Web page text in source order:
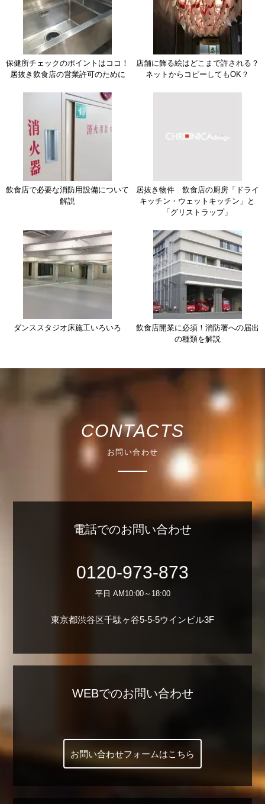
保健所チェックのポイントはココ！
居抜き飲食店の営業許可のために
店舗に飾る絵はどこまで許される？
ネットからコピーしてもOK？
飲食店で必要な消防用設備について
解説
居抜き物件 飲食店の厨房「ドライ
キッチン・ウェットキッチン」と
「グリストラップ」
ダンススタジオ床施工いろいろ
飲食店開業に必須！消防署への届出
の種類を解説
CONTACTS
お問い合わせ
電話でのお問い合わせ
0120-973-873
平日 AM10:00～18:00
東京都渋谷区千駄ヶ谷5-5-5ウインビル3F
WEBでのお問い合わせ
お問い合わせフォームはこちら